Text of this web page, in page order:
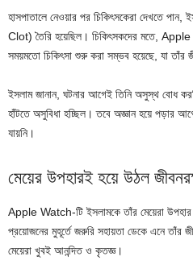
হাসপাতালে নেওয়ার পর চিকিৎসকেরা দেখতে
Clot) তৈরি হয়েছিল। চিকিৎসকদের মতে,
সময়মতো চিকিৎসা শুরু করা সম্ভব হয়েছে, যা তাঁর
ইসলাম জানান, ঘটনার আগেই তিনি অসুস্থ বোধ
হাঁটতে অসুবিধা হচ্ছিল। তবে অজ্ঞান হয়ে পড়ার
যায়নি।
মেয়ের উপহারই হয়ে উঠল
Apple Watch-টি ইসলামকে তাঁর মেয়েরা উপহার
প্রয়োজনের মুহূর্তে জরুরি সহায়তা ডেকে এনে তাঁর
মেয়েরা খুবই আনন্দিত ও কৃতজ্ঞ।